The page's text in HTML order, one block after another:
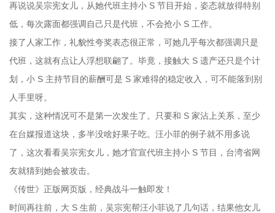
再说说吴宗宪女儿，从她代班主持小 S 节目开始，姿态就放得特别
低，每次露面都强调自己只是代班，不会抢小 S 工作。
接了人家工作，礼貌性夸奖表态很正常，可她几乎每次都强调只是
代班，这就有点让人浮想联翩了。毕竟，接触大 S 遗产还只是个计
划，小 S 主持节目的薪酬可是 S 家难得的稳定收入，可不能落到别
人手里呀。
其实，这种情况可不是第一次发生了。只要和 S 家沾上关系，至少
在台媒报道这块，多半没啥好果子吃。汪小菲的例子就不用多说
了，这次看看吴宗宪女儿，她才官宣代班主持小 S 节目，台湾省网
友就猜到她会被攻击。
《传世》正版网页版，经典战斗一触即发！
时间再往前，大 S 生前，吴宗宪帮汪小菲说了几句话，结果他女儿